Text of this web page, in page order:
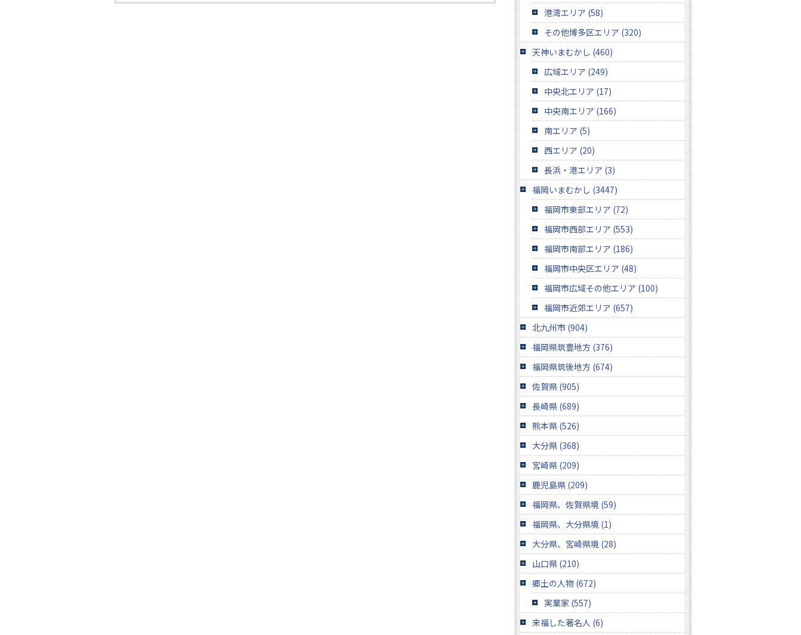
港湾エリア (58)
その他博多区エリア (320)
天神いまむかし (460)
広域エリア (249)
中央北エリア (17)
中央南エリア (166)
南エリア (5)
西エリア (20)
長浜・港エリア (3)
福岡いまむかし (3447)
福岡市東部エリア (72)
福岡市西部エリア (553)
福岡市南部エリア (186)
福岡市中央区エリア (48)
福岡市広域その他エリア (100)
福岡市近郊エリア (657)
北九州市 (904)
福岡県筑豊地方 (376)
福岡県筑後地方 (674)
佐賀県 (905)
長崎県 (689)
熊本県 (526)
大分県 (368)
宮崎県 (209)
鹿児島県 (209)
福岡県、佐賀県境 (59)
福岡県、大分県境 (1)
大分県、宮崎県境 (28)
山口県 (210)
郷土の人物 (672)
実業家 (557)
来福した著名人 (6)